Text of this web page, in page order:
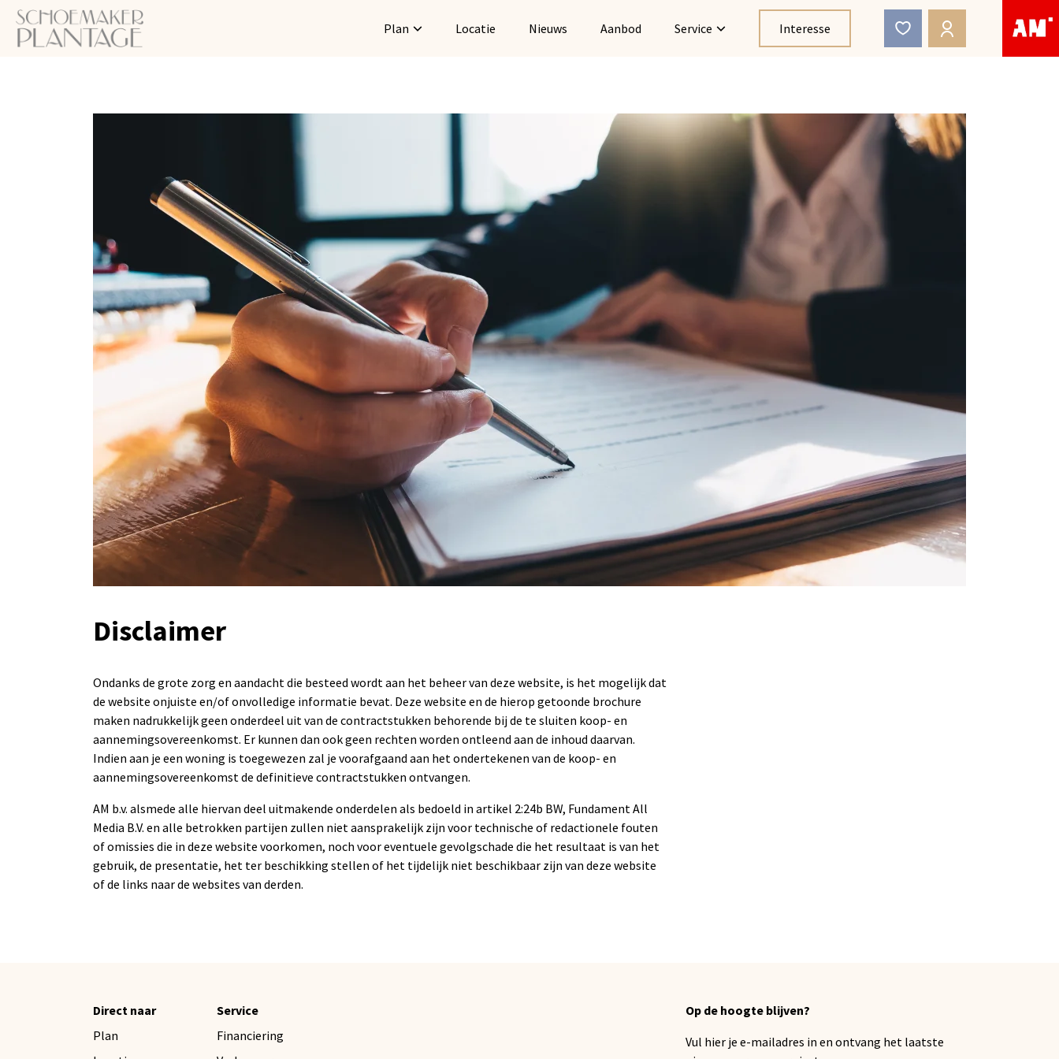
Plan Locatie Nieuws Aanbod Service Interesse
Disclaimer
Ondanks de grote zorg en aandacht die besteed wordt aan het beheer van deze website, is het mogelijk dat
de website onjuiste en/of onvolledige informatie bevat. Deze website en de hierop getoonde brochure
maken nadrukkelijk geen onderdeel uit van de contractstukken behorende bij de te sluiten koop- en
aannemingsovereenkomst. Er kunnen dan ook geen rechten worden ontleend aan de inhoud daarvan.
Indien aan je een woning is toegewezen zal je voorafgaand aan het ondertekenen van de koop- en
aannemingsovereenkomst de definitieve contractstukken ontvangen.
AM b.v. alsmede alle hiervan deel uitmakende onderdelen als bedoeld in artikel 2:24b BW, Fundament All
Media B.V. en alle betrokken partijen zullen niet aansprakelijk zijn voor technische of redactionele fouten
of omissies die in deze website voorkomen, noch voor eventuele gevolgschade die het resultaat is van het
gebruik, de presentatie, het ter beschikking stellen of het tijdelijk niet beschikbaar zijn van deze website
of de links naar de websites van derden.
Direct naar
Plan
Service
Financiering
Op de hoogte blijven?
Vul hier je e-mailadres in en ontvang het laatste